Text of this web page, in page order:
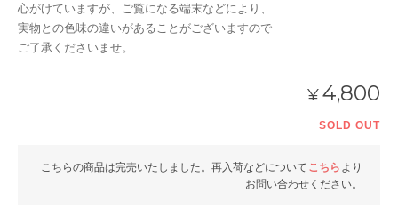
心がけていますが、ご覧になる端末などにより、
実物との色味の違いがあることがございますので
ご了承くださいませ。
¥4,800
SOLD OUT
こちらの商品は完売いたしました。再入荷などについて こちら より
お問い合わせください。